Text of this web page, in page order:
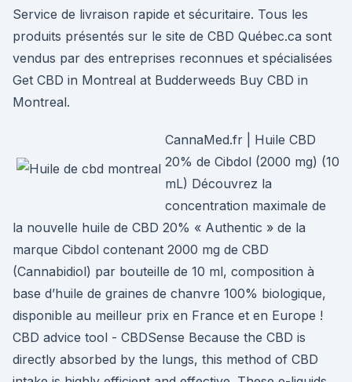
Service de livraison rapide et sécuritaire. Tous les
produits présentés sur le site de CBD Québec.ca sont
vendus par des entreprises reconnues et spécialisées
Get CBD in Montreal at Budderweeds Buy CBD in
Montreal.
CannaMed.fr | Huile CBD
20% de Cibdol (2000 mg) (10
mL) Découvrez la
concentration maximale de
la nouvelle huile de CBD 20% « Authentic » de la
marque Cibdol contenant 2000 mg de CBD
(Cannabidiol) par bouteille de 10 ml, composition à
base d’huile de graines de chanvre 100% biologique,
disponible au meilleur prix en France et en Europe !
CBD advice tool - CBDSense Because the CBD is
directly absorbed by the lungs, this method of CBD